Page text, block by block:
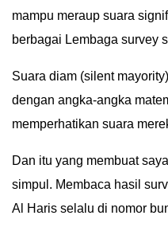
mampu meraup suara
berbagai Lembaga survey
Suara diam (silent
dengan angka-angka
memperhatikan suara
Dan itu yang membuat
simpul. Membaca hasil
Al Haris selalu di nomor